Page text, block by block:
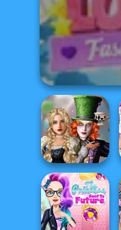
Alice and
Friends:
Enchanted W...